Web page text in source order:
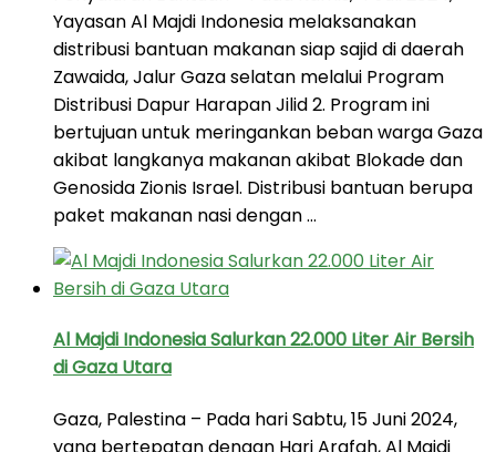
Yayasan Al Majdi Indonesia melaksanakan
distribusi bantuan makanan siap sajid di daerah
Zawaida, Jalur Gaza selatan melalui Program
Distribusi Dapur Harapan Jilid 2. Program ini
bertujuan untuk meringankan beban warga Gaza
akibat langkanya makanan akibat Blokade dan
Genosida Zionis Israel. Distribusi bantuan berupa
paket makanan nasi dengan …
Al Majdi Indonesia Salurkan 22.000 Liter Air Bersih
di Gaza Utara
Gaza, Palestina – Pada hari Sabtu, 15 Juni 2024,
yang bertepatan dengan Hari Arafah, Al Majdi